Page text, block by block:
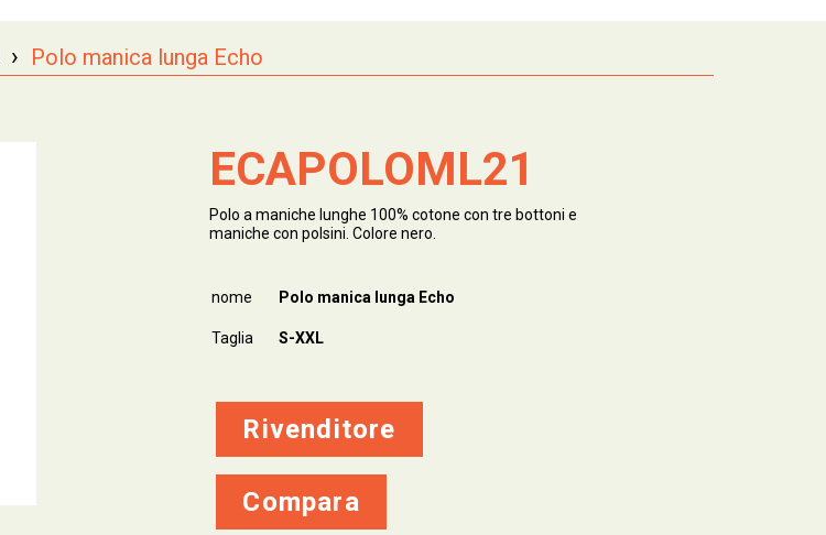
› Polo manica lunga Echo
ECAPOLOML21
Polo a maniche lunghe 100% cotone con tre bottoni e
maniche con polsini. Colore nero.
nome Polo manica lunga Echo
Taglia S-XXL
Rivenditore
Compara